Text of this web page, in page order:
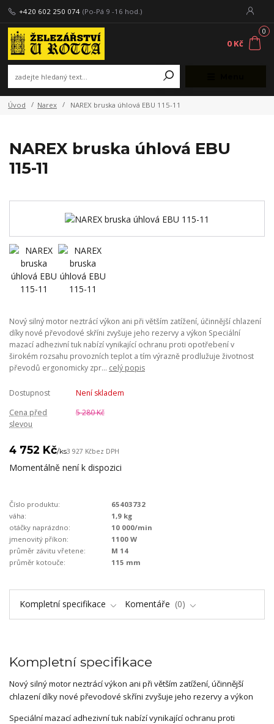
+420 602 250 074 (Po-Pá 9 -16 hod.)
0
0 Kč
Úvod Narex NAREX bruska úhlová EBU 115-11
NAREX bruska úhlová EBU
115-11
Nový silný motor neztrácí výkon ani při větším zatížení, účinnější chlazení
díky nové převodové skříni zvyšuje jeho rezervy a výkon Speciální
mazací adhezivní tuk nabízí vynikající ochranu proti opotřebení v
širokém rozsahu provozních teplot a tím výrazně prodlužuje životnost
převodů ergonomicky zpr... celý popis
Dostupnost
Není skladem
Cena před
slevou
5 280 Kč
4 752 Kč/ks3 927 Kčbez DPH
Momentálně není k dispozici
Číslo produktu:
65403732
váha:
1,9 kg
otáčky naprázdno:
10 000/min
jmenovitý příkon:
1100 W
průměr závitu vřetene:
M 14
průměr kotouče:
115 mm
Kompletní specifikace Komentáře 0
Kompletní specifikace
Nový silný motor neztrácí výkon ani při větším zatížení, účinnější
chlazení díky nové převodové skříni zvyšuje jeho rezervy a výkon
Speciální mazací adhezivní tuk nabízí vynikající ochranu proti